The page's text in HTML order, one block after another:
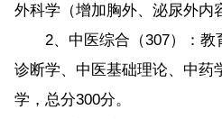
外科学（增加胸外、泌尿外内
2、中医综合（307）：教
诊断学、中医基础理论、中药
学，总分300分。